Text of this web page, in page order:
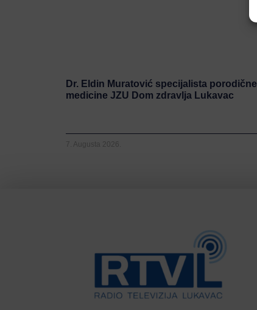
Dr. Eldin Muratović specijalista porodične
medicine JZU Dom zdravlja Lukavac
7. Augusta 2026.